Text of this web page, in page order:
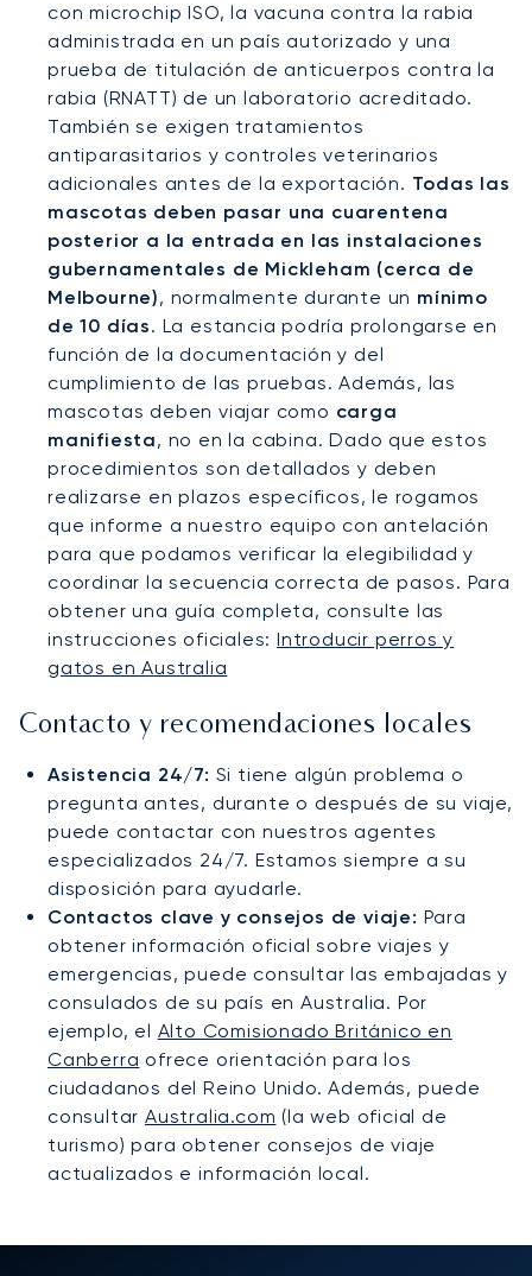
con microchip ISO, la vacuna contra la rabia
administrada en un país autorizado y una
prueba de titulación de anticuerpos contra la
rabia (RNATT) de un laboratorio acreditado.
También se exigen tratamientos
antiparasitarios y controles veterinarios
adicionales antes de la exportación. Todas las
mascotas deben pasar una cuarentena
posterior a la entrada en las instalaciones
gubernamentales de Mickleham (cerca de
Melbourne), normalmente durante un mínimo
de 10 días. La estancia podría prolongarse en
función de la documentación y del
cumplimiento de las pruebas. Además, las
mascotas deben viajar como carga
manifiesta, no en la cabina. Dado que estos
procedimientos son detallados y deben
realizarse en plazos específicos, le rogamos
que informe a nuestro equipo con antelación
para que podamos verificar la elegibilidad y
coordinar la secuencia correcta de pasos. Para
obtener una guía completa, consulte las
instrucciones oficiales:Introducir perros y
gatos en Australia
Contacto y recomendaciones locales
Asistencia 24/7: Si tiene algún problema o
pregunta antes, durante o después de su viaje,
puede contactar con nuestros agentes
especializados 24/7. Estamos siempre a su
disposición para ayudarle.
Contactos clave y consejos de viaje: Para
obtener información oficial sobre viajes y
emergencias, puede consultar las embajadas y
consulados de su país en Australia. Por
ejemplo, el Alto Comisionado Británico en
Canberra ofrece orientación para los
ciudadanos del Reino Unido. Además, puede
consultarAustralia.com (la web oficial de
turismo) para obtener consejos de viaje
actualizados e información local.